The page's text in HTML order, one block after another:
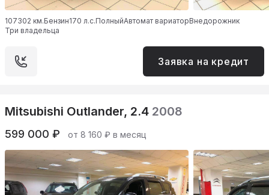
107302 км.Бензин170 л.с.ПолныйАвтомат вариаторВнедорожник
Три владельца
Заявка на кредит
Mitsubishi Outlander, 2.4 2008
599 000 ₽ от 8 160 ₽ в месяц